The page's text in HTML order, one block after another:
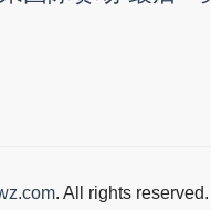
. All rights reserved.